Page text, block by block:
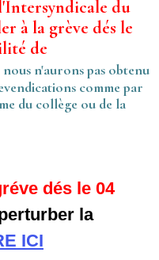
du
à la grève dés le
de
n'aurons pas obtenu
comme par
du collège ou de la
dés le 04
la
ICI